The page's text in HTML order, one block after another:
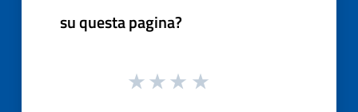
su questa pagina?